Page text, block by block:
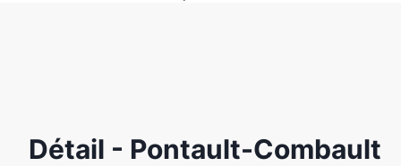
Détail - Pontault-Combault